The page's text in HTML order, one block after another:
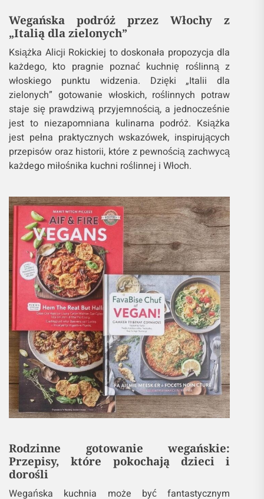
Wegańska podróż przez Włochy z
„Italią dla zielonych”
Książka Alicji Rokickiej to doskonała propozycja dla
każdego, kto pragnie poznać kuchnię roślinną z
włoskiego punktu widzenia. Dzięki „Italii dla
zielonych” gotowanie włoskich, roślinnych potraw
staje się prawdziwą przyjemnością, a jednocześnie
jest to niezapomniana kulinarna podróż. Książka
jest pełna praktycznych wskazówek, inspirujących
przepisów oraz historii, które z pewnością zachwycą
każdego miłośnika kuchni roślinnej i Włoch.
Rodzinne gotowanie wegańskie:
Przepisy, które pokochają dzieci i
dorośli
Wegańska kuchnia może być fantastycznym